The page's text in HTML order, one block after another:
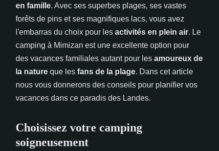
en famille. Avec ses superbes plages, ses vastes
forêts de pins et ses magnifiques lacs, vous avez
l'embarras du choix pour les activités en plein air. Le
camping à Mimizan est une excellente option pour
des vacances familiales autant pour les amoureux de
la nature que les fans de la plage. Dans cet article
nous vous donnerons des conseils pour planifier vos
vacances dans ce paradis des Landes.
Choisissez votre camping
soigneusement